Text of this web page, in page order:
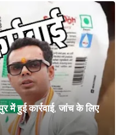
में हुई कार्रवाई, जांच के लिए